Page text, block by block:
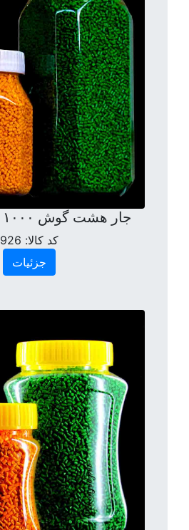
جار هشت گوش ۱۰۰۰ سی سی ۷۰
کد کالا: 926
جزئیات